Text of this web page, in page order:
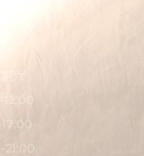
六
12:00
21:00